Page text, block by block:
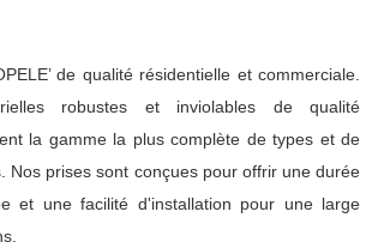
de qualité résidentielle et commerciale.
robustes et inviolables de qualité
la gamme la plus complète de types et de
Nos prises sont conçues pour offrir une durée
et une facilité d'installation pour une large